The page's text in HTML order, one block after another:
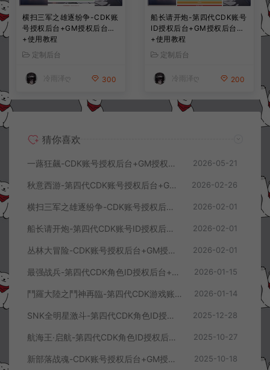
横扫三军之雄逐纷争-CDK账
号授权后台+GM授权后台
+使用教程
定制后台
冷雨泽ღ 300
船长请开炮-第四代CDK账号
ID授权后台+GM授权后台
+使用教程
定制后台
冷雨泽ღ 200
猜你喜欢
一蕗狂飆-CDK账号授权后台+GM授权后台+使用教程 2026-05-21
秋意西游-第四代CDK账号授权后台+GM授权后台+使用教程 2026-02-26
横扫三军之雄逐纷争-CDK账号授权后台+GM授权后台+使用教程 2026-02-01
船长请开炮-第四代CDK账号ID授权后台+GM授权后台+使用教程 2026-02-01
丛林大冒险-CDK账号授权后台+GM授权后台+使用教程 2026-02-01
最强战兵-第四代CDK角色ID授权后台+GM授权后台+使用教程 2026-01-15
鬥羅大陸之鬥神再臨-第四代CDK游戏账号授权后台+GM授权后台+使用教程 2026-01-14
SNK全明星激斗-第四代CDK角色ID授权后台+GM授权后台+使用教程 2025-12-28
航海王·启航-第四代CDK角色ID授权后台+GM授权后台+使用教程 2025-10-27
新部落战魂-CDK账号授权后台+GM授权后台+使用教程 2025-10-18